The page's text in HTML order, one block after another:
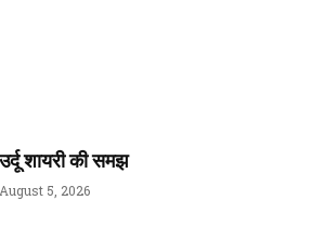
उर्दू शायरी की समझ
August 5, 2026